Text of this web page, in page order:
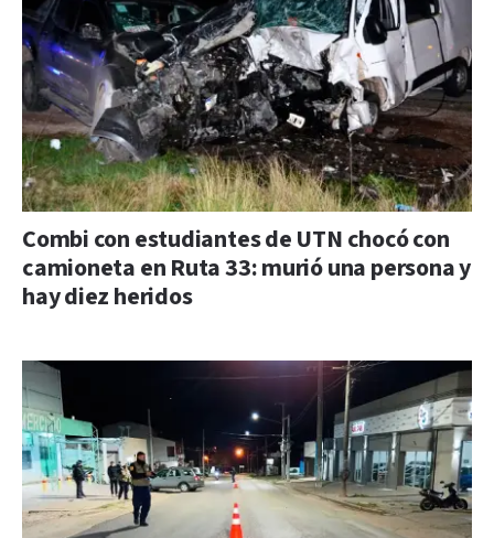
Combi con estudiantes de UTN chocó con
camioneta en Ruta 33: murió una persona y
hay diez heridos